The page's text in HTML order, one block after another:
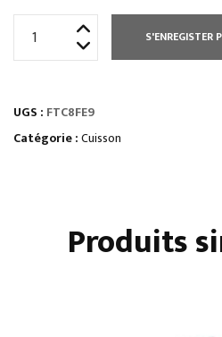
PLAQUE
À
S'ENREGISTER
UGS : FTC8FE9
Catégorie :Cuisson
Produits